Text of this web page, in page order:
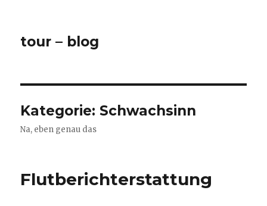
tour – blog
Kategorie: Schwachsinn
Na, eben genau das
Flutberichterstattung